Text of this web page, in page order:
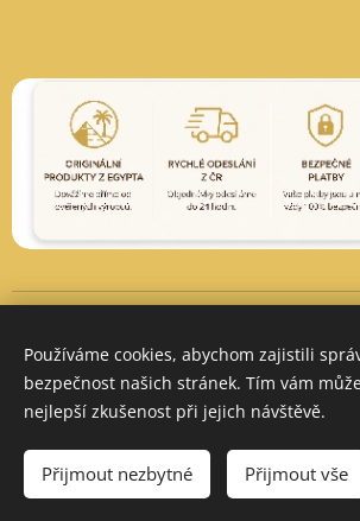
Do košíku
Měna
CZK Kč
EUR € PLN
Používáme cookies, abychom zajistili
bezpečnost našich stránek. Tím vám
nejlepší zkušenost při jejich návštěvě.
Přijmout nezbytné Přijmout vše